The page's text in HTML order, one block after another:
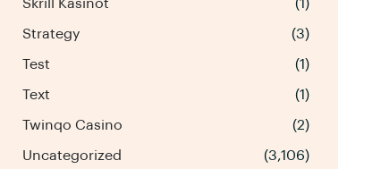
Skrill Kasinot (1)
Strategy (3)
Test (1)
Text (1)
Twinqo Casino (2)
Uncategorized (3,106)